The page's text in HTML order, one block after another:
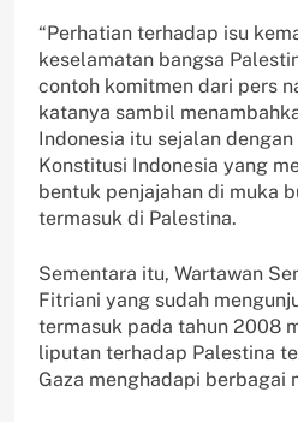
“Perhatian terhadap isu
keselamatan bangsa
contoh komitmen dari pers
katanya sambil
Indonesia itu sejalan
Konstitusi Indonesia yang
bentuk penjajahan di muka
termasuk di Palestina.
Sementara itu, Wartawan
Fitriani yang sudah
termasuk pada tahun 2008
liputan terhadap Palestina
Gaza menghadapi berbagai